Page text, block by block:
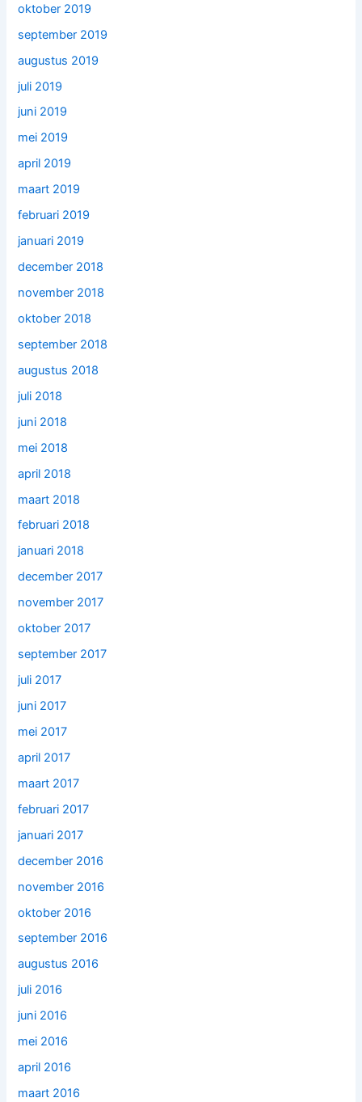
oktober 2019
september 2019
augustus 2019
juli 2019
juni 2019
mei 2019
april 2019
maart 2019
februari 2019
januari 2019
december 2018
november 2018
oktober 2018
september 2018
augustus 2018
juli 2018
juni 2018
mei 2018
april 2018
maart 2018
februari 2018
januari 2018
december 2017
november 2017
oktober 2017
september 2017
juli 2017
juni 2017
mei 2017
april 2017
maart 2017
februari 2017
januari 2017
december 2016
november 2016
oktober 2016
september 2016
augustus 2016
juli 2016
juni 2016
mei 2016
april 2016
maart 2016